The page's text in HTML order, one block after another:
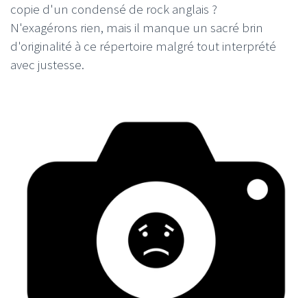
copie d'un condensé de rock anglais ?
N'exagérons rien, mais il manque un sacré brin
d'originalité à ce répertoire malgré tout interprété
avec justesse.